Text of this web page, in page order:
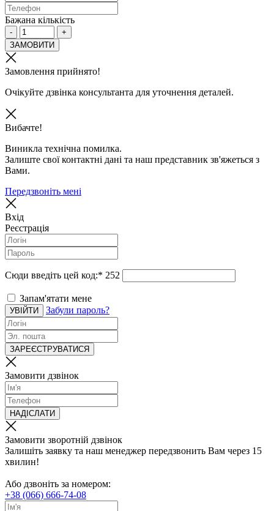
Бажана кількість
-
+
ЗАМОВИТИ
Замовлення прийнято!
Очікуйте дзвінка консультанта для уточнення деталей.
Вибачте!
Виникла технічна помилка.
Залиште свої контактні дані та наш представник зв'яжеться з
Вами.
Передзвоніть мені
Вхід
Реєстрація
Сюди введіть цей код:* 252
Запам'ятати мене
УВІЙТИ Забули пароль?
ЗАРЕЄСТРУВАТИСЯ
Замовити дзвінок
НАДІСЛАТИ
Замовити зворотній дзвінок
Залишіть заявку та наш менеджер передзвонить Вам через 15
хвилин!
Або дзвоніть за номером:
+38 (066) 666-74-08